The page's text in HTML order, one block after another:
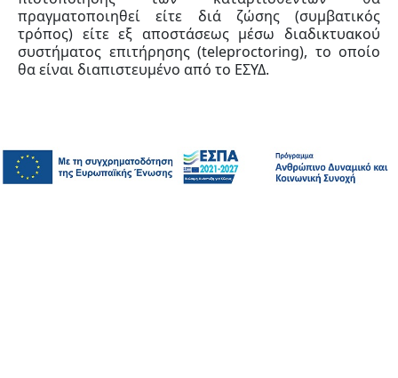
πραγματοποιηθεί είτε διά ζώσης (συμβατικός
τρόπος) είτε εξ αποστάσεως μέσω διαδικτυακού
συστήματος επιτήρησης (teleproctoring), το οποίο
θα είναι διαπιστευμένο από το ΕΣΥΔ.